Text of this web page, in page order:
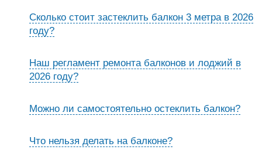
Сколько стоит застеклить балкон 3 метра в 2026
году?
Наш регламент ремонта балконов и лоджий в
2026 году?
Можно ли самостоятельно остеклить балкон?
Что нельзя делать на балконе?